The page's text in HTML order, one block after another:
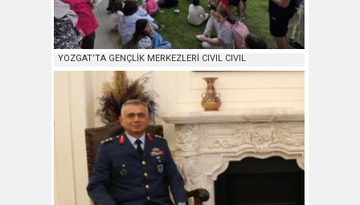
YOZGAT’TA GENÇLİK MERKEZLERİ CIVIL CIVIL